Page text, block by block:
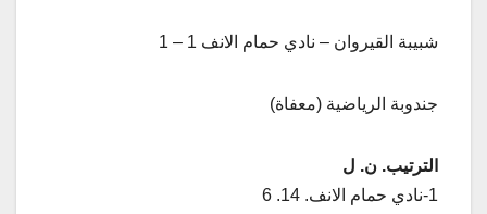
شبيبة القيروان – نادي حمام الانف 1 – 1
جندوبة الرياضية (معفاة)
الترتيب. ن. ل
1-نادي حمام الانف. 14. 6